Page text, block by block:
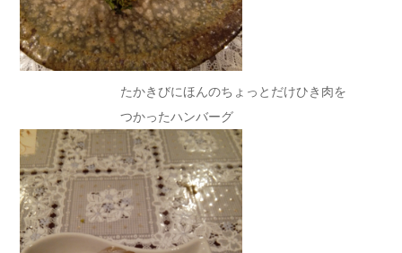
たかきびにほんのちょっとだけひき肉を
つかったハンバーグ